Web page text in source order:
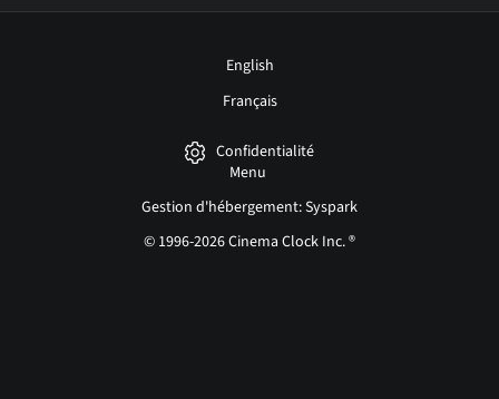
English
Français
Confidentialité
Menu
Gestion d'hébergement: Syspark
© 1996-2026 Cinema Clock Inc. ®